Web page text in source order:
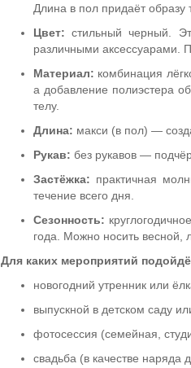
Длина в пол придаёт образу
Цвет: стильный черный.
различными аксессуарами.
Материал: комбинация
а добавление полиэстера
телу.
Длина: макси (в пол) —
Рукав: без рукавов —
Застёжка: практичная
течение всего дня.
Сезонность:
года. Можно носить весной,
Для каких мероприятий
новогодний утренник или
выпускной в детском саду
фотосессия (семейная,
свадьба (в качестве наряда